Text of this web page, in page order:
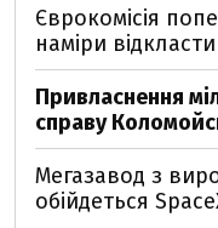
Єврокомісія
наміри
Привласнення
справу
Мегазавод з
обійдеться